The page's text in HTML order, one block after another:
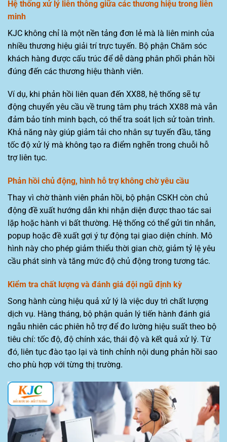
Hệ thống xử lý liên thông giữa các thương hiệu trong liên
minh
KJC không chỉ là một nền tảng đơn lẻ mà là liên minh của
nhiều thương hiệu giải trí trực tuyến. Bộ phận Chăm sóc
khách hàng được cấu trúc để dễ dàng phân phối phản hồi
đúng đến các thương hiệu thành viên.
Ví dụ, khi phản hồi liên quan đến XX88, hệ thống sẽ tự
động chuyển yêu cầu về trung tâm phụ trách XX88 mà vẫn
đảm bảo tính minh bạch, có thể tra soát lịch sử toàn trình.
Khả năng này giúp giảm tải cho nhân sự tuyến đầu, tăng
tốc độ xử lý mà không tạo ra điểm nghẽn trong chuỗi hỗ
trợ liên tục.
Phản hồi chủ động, hình hỗ trợ không chờ yêu cầu
Thay vì chờ thành viên phản hồi, bộ phận CSKH còn chủ
động đề xuất hướng dẫn khi nhận diện được thao tác sai
lặp hoặc hành vi bất thường. Hệ thống có thể gửi tin nhắn,
popup hoặc đề xuất gợi ý tự động tại giao diện chính. Mô
hình này cho phép giảm thiểu thời gian chờ, giảm tỷ lệ yêu
cầu phát sinh và tăng mức độ chủ động trong tương tác.
Kiểm tra chất lượng và đánh giá đội ngũ định kỳ
Song hành cùng hiệu quả xử lý là việc duy trì chất lượng
dịch vụ. Hàng tháng, bộ phận quản lý tiến hành đánh giá
ngẫu nhiên các phiên hỗ trợ để đo lường hiệu suất theo bộ
tiêu chí: tốc độ, độ chính xác, thái độ và kết quả xử lý. Từ
đó, liên tục đào tạo lại và tinh chỉnh nội dung phản hồi sao
cho phù hợp với từng thị trường.